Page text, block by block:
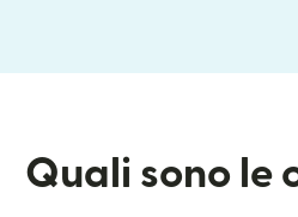
Quali sono le